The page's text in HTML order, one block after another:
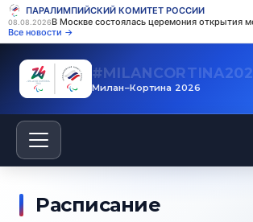
ПАРАЛИМПИЙСКИЙ КОМИТЕТ РОССИИ
08.08.2026
Все новости →
#СБОРНАЯРОССИИ
Милан–Кортина 2026
Расписание